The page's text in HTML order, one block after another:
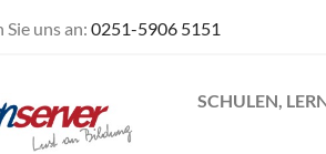
Sie uns an: 0251-5906 5151
SCHULEN,